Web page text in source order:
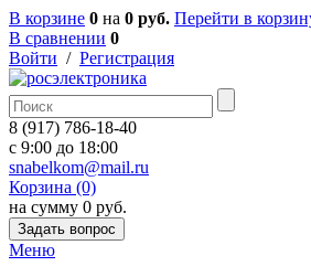
В корзине 0 на 0 руб. Перейти в
В сравнении 0
Войти / Регистрация
8 (917) 786-18-40
c 9:00 до 18:00
snabelkom@mail.ru
Корзина (0)
на сумму 0 руб.
Задать вопрос
Меню